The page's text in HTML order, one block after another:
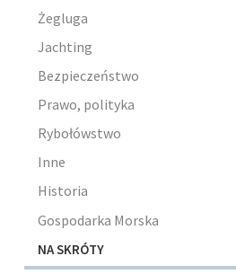
Żegluga
Jachting
Bezpieczeństwo
Prawo, polityka
Rybołówstwo
Inne
Historia
Gospodarka Morska
NA SKRÓTY